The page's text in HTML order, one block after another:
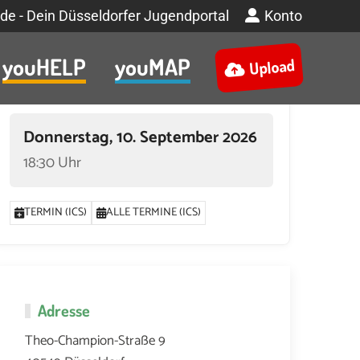
- Dein Düsseldorfer Jugendportal Konto
youHELP youMAP Upload
Donnerstag, 10. September 2026
18:30 Uhr
TERMIN (ICS) ALLE TERMINE (ICS)
Adresse
Theo-Champion-Straße 9